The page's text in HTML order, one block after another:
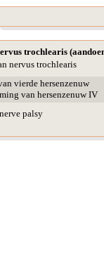
trochlearis
nervus trochlearis
vierde hersenzenuw
van hersenzenuw IV
palsy